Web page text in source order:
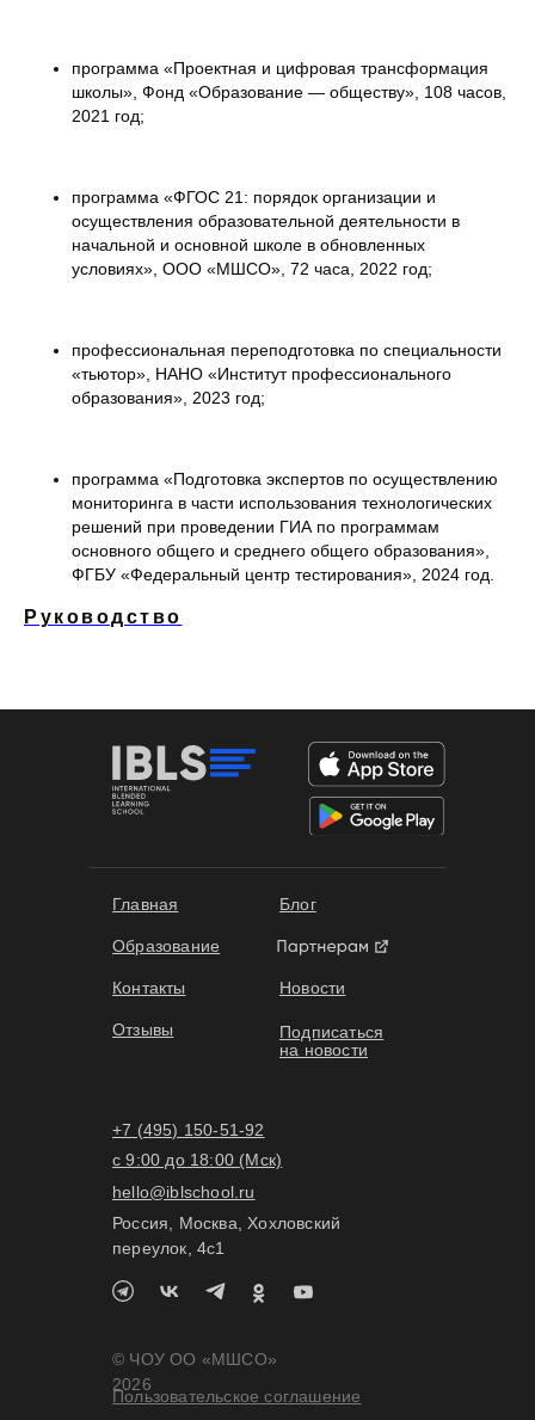
программа «Проектная и цифровая трансформация
школы», Фонд «Образование — обществу», 108 часов,
2021 год;
программа «ФГОС 21: порядок организации и
осуществления образовательной деятельности в
начальной и основной школе в обновленных
условиях», ООО «МШСО», 72 часа, 2022 год;
профессиональная переподготовка по специальности
«тьютор», НАНО «Институт профессионального
образования», 2023 год;
программа «Подготовка экспертов по осуществлению
мониторинга в части использования технологических
решений при проведении ГИА по программам
основного общего и среднего общего образования»,
ФГБУ «Федеральный центр тестирования», 2024 год.
Руководство
Главная
Образование
Отзывы
Контакты
+7 (495) 150-51-92
с 9:00 до 18:00 (Мск)
hello@iblschool.ru
Россия, Москва, Хохловский
переулок, 4c1
© ЧОУ ОО «МШСО»
2026
Пользовательское соглашение
Новости
Подписаться
на новости
Блог